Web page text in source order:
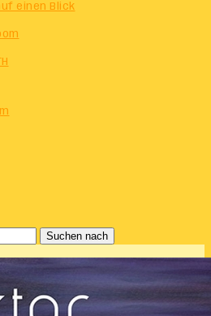
einen Blick
Suchen nach